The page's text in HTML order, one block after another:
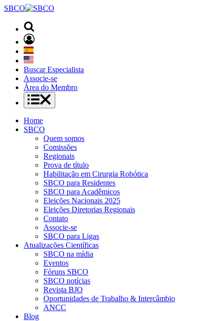
SBCO
Buscar Especialista
Associe-se
Área do Membro
Home
SBCO
Quem somos
Comissões
Regionais
Prova de título
Habilitação em Cirurgia Robótica
SBCO para Residentes
SBCO para Acadêmicos
Eleições Nacionais 2025
Eleições Diretorias Regionais
Contato
Associe-se
SBCO para Ligas
Atualizações Científicas
SBCO na mídia
Eventos
Fóruns SBCO
SBCO notícias
Revista BJO
Oportunidades de Trabalho & Intercâmbio
ANCC
Blog